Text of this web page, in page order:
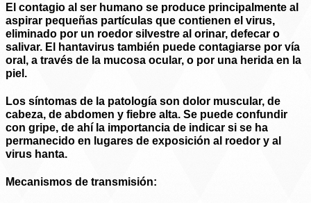
El contagio al ser humano se produce principalmente al
aspirar pequeñas partículas que contienen el virus,
eliminado por un roedor silvestre al orinar, defecar o
salivar. El hantavirus también puede contagiarse por vía
oral, a través de la mucosa ocular, o por una herida en la
piel.
Los síntomas de la patología son dolor muscular, de
cabeza, de abdomen y fiebre alta. Se puede confundir
con gripe, de ahí la importancia de indicar si se ha
permanecido en lugares de exposición al roedor y al
virus hanta.
Mecanismos de transmisión: